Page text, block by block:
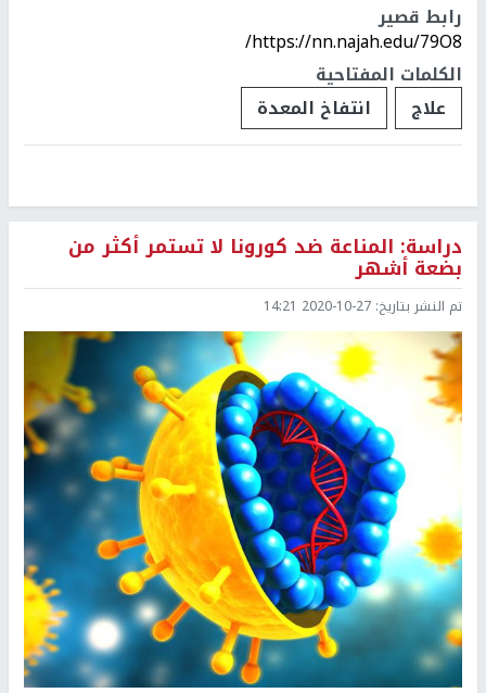
رابط قصير
https://nn.najah.edu/79O8/
الكلمات المفتاحية
علاج
انتفاخ المعدة
دراسة: المناعة ضد كورونا لا تستمر أكثر من
بضعة أشهر
تم النشر بتاريخ: 2020-10-27 14:21